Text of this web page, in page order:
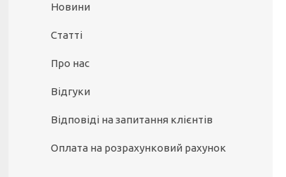
Новини
Статті
Про нас
Відгуки
Відповіді на запитання клієнтів
Оплата на розрахунковий рахунок